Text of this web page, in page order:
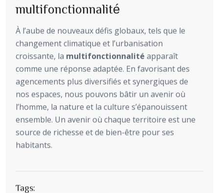
multifonctionnalité
À l’aube de nouveaux défis globaux, tels que le
changement climatique et l’urbanisation
croissante, la multifonctionnalité apparaît
comme une réponse adaptée. En favorisant des
agencements plus diversifiés et synergiques de
nos espaces, nous pouvons bâtir un avenir où
l’homme, la nature et la culture s’épanouissent
ensemble. Un avenir où chaque territoire est une
source de richesse et de bien-être pour ses
habitants.
Tags: